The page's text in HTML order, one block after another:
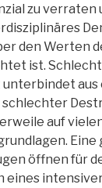
zu verraten
den Werten
ist. Schlecht
auf
öffnen für
eines